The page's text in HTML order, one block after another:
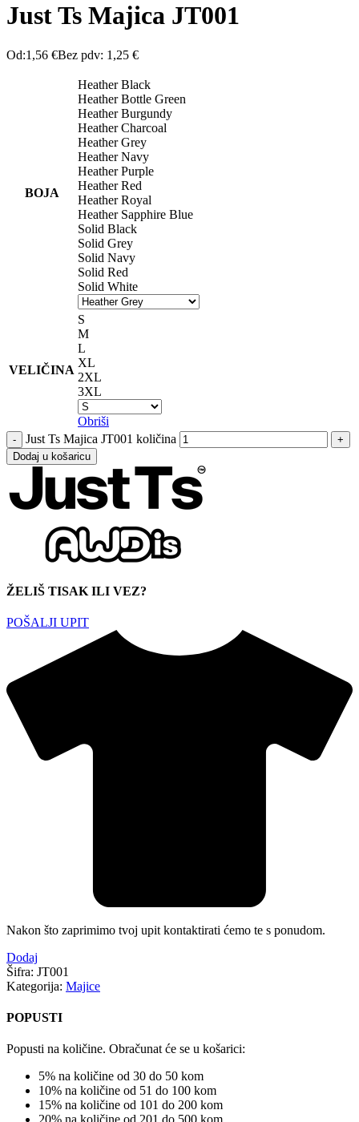
Just Ts Majica JT001
Od:1,56 €Bez pdv: 1,25 €
BOJA
Heather Black
Heather Bottle Green
Heather Burgundy
Heather Charcoal
Heather Grey
Heather Navy
Heather Purple
Heather Red
Heather Royal
Heather Sapphire Blue
Solid Black
Solid Grey
Solid Navy
Solid Red
Solid White
VELIČINA
S
M
L
XL
2XL
3XL
Obriši
Just Ts Majica JT001 količina
Dodaj u košaricu
ŽELIŠ TISAK ILI VEZ?
POŠALJI UPIT
Nakon što zaprimimo tvoj upit kontaktirati ćemo te s ponudom.
Dodaj
Šifra: JT001
Kategorija: Majice
POPUSTI
Popusti na količine. Obračunat će se u košarici:
5% na količine od 30 do 50 kom
10% na količine od 51 do 100 kom
15% na količine od 101 do 200 kom